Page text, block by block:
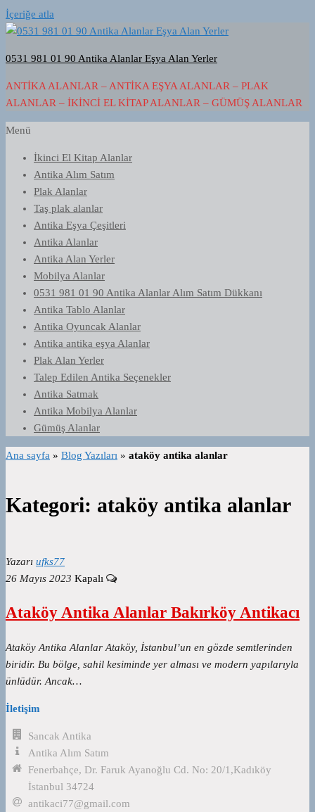
İçeriğe atla
0531 981 01 90 Antika Alanlar Eşya Alan Yerler
ANTIKA ALANLAR – ANTIKA EŞYA ALANLAR – PLAK
ALANLAR – İKINCI EL KITAP ALANLAR – GÜMÜŞ ALANLAR
Menü
İkinci El Kitap Alanlar
Antika Alım Satım
Plak Alanlar
Taş plak alanlar
Antika Eşya Çeşitleri
Antika Alanlar
Antika Alan Yerler
Mobilya Alanlar
0531 981 01 90 Antika Alanlar Alım Satım Dükkanı
Antika Tablo Alanlar
Antika Oyuncak Alanlar
Antika antika eşya Alanlar
Plak Alan Yerler
Talep Edilen Antika Seçenekler
Antika Satmak
Antika Mobilya Alanlar
Gümüş Alanlar
Ana sayfa » Blog Yazıları » ataköy antika alanlar
Kategori: ataköy antika alanlar
Yazarı ufks77
26 Mayıs 2023 Kapalı
Ataköy Antika Alanlar Bakırköy Antikacı
Ataköy Antika Alanlar Ataköy, İstanbul’un en gözde semtlerinden
biridir. Bu bölge, sahil kesiminde yer alması ve modern yapılarıyla
ünlüdür. Ancak…
İletişim
Sancak Antika
Antika Alım Satım
Fenerbahçe, Dr. Faruk Ayanoğlu Cd. No: 20/1,Kadıköy
İstanbul 34724
antikaci77@gmail.com